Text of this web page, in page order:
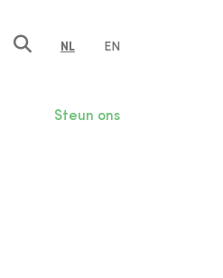
NL EN
Steun ons